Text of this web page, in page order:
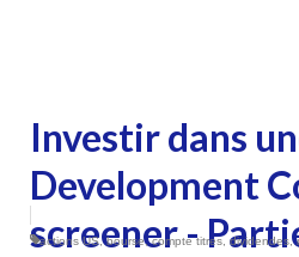
Investir dans
Development
screener -
actions US,bourse,compte titres, dividendes,